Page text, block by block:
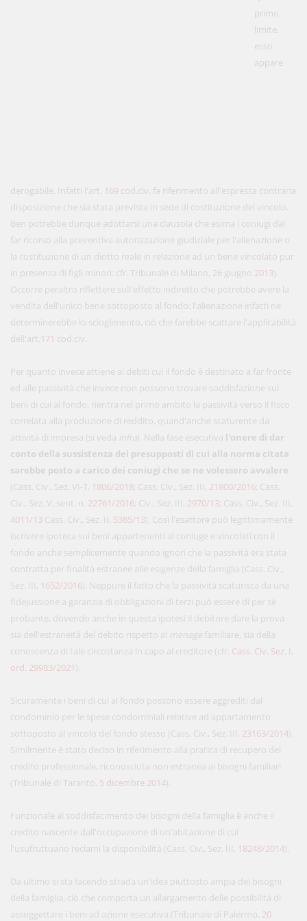
primo
limite,
esso
appare
derogabile. Infatti l'art. 169 cod.civ. fa riferimento all'espressa contraria
disposizione che sia stata prevista in sede di costituzione del vincolo.
Ben potrebbe dunque adottarsi una clausola che esima i coniugi dal
far ricorso alla preventiva autorizzazione giudiziale per l'alienazione o
la costituzione di un diritto reale in relazione ad un bene vincolato pur
in presenza di figli minori: cfr. Tribunale di Milano, 26 giugno 2013).
Occorre peraltro riflettere sull'effetto indiretto che potrebbe avere la
vendita dell'unico bene sottoposto al fondo: l'alienazione infatti ne
determinerebbe lo scioglimento, ciò che farebbe scattare l'applicabilità
dell'art. 171 cod.civ.
Per quanto invece attiene ai debiti cui il fondo è destinato a far fronte
ed alle passività che invece non possono trovare soddisfazione sui
beni di cui al fondo, rientra nel primo ambito la passività verso il fisco
correlata alla produzione di reddito, quand'anche scaturente da
attività di impresa (si veda infra). Nella fase esecutiva l'onere di dar
conto della sussistenza dei presupposti di cui alla norma citata
sarebbe posto a carico dei coniugi che se ne volessero avvalere
(Cass. Civ., Sez. VI-T, 1806/2018; Cass. Civ., Sez. III, 21800/2016; Cass.
Civ., Sez. V, sent. n. 22761/2016; Civ., Sez. III, 2970/13; Cass. Civ., Sez. III,
4011/13 Cass. Civ., Sez. II, 5385/13). Così l'esattore può legittimamente
iscrivere ipoteca sui beni appartenenti al coniuge e vincolati con il
fondo anche semplicemente quando ignori che la passività era stata
contratta per finalità estranee alle esigenze della famiglia (Cass. Civ.,
Sez. III, 1652/2016). Neppure il fatto che la passività scaturisca da una
fidejussione a garanzia di obbligazioni di terzi può essere di per sè
probante, dovendo anche in questa ipotesi il debitore dare la prova
sia dell'estraneità del debito rispetto al menage familiare, sia della
conoscenza di tale circostanza in capo al creditore (cfr. Cass. Civ. Sez. I,
ord. 29983/2021 ).
Sicuramente i beni di cui al fondo possono essere aggrediti dal
condominio per le spese condominiali relative ad appartamento
sottoposto al vincolo del fondo stesso (Cass. Civ., Sez. III, 23163/2014).
Similmente è stato deciso in riferimento alla pratica di recupero del
credito professionale, riconosciuta non estranea ai bisogni familiari
(Tribunale di Taranto, 5 dicembre 2014).
Funzionale al soddisfacimento dei bisogni della famiglia è anche il
credito nascente dall'occupazione di un'abitazione di cui
l'usufruttuario reclami la disponibilità (Cass. Civ., Sez. III, 18248/2014).
Da ultimo si sta facendo strada un'idea piuttosto ampia dei bisogni
della famiglia, ciò che comporta un allargamento delle possibilità di
assoggettare i beni ad azione esecutiva (Tribunale di Palermo, 20